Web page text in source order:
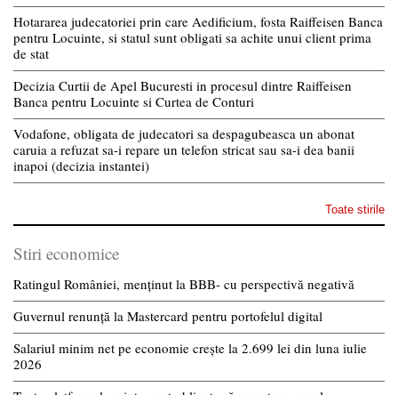
Hotararea judecatoriei prin care Aedificium, fosta Raiffeisen Banca
pentru Locuinte, si statul sunt obligati sa achite unui client prima
de stat
Decizia Curtii de Apel Bucuresti in procesul dintre Raiffeisen
Banca pentru Locuinte si Curtea de Conturi
Vodafone, obligata de judecatori sa despagubeasca un abonat
caruia a refuzat sa-i repare un telefon stricat sau sa-i dea banii
inapoi (decizia instantei)
Toate stirile
Stiri economice
Ratingul României, menținut la BBB- cu perspectivă negativă
Guvernul renunță la Mastercard pentru portofelul digital
Salariul minim net pe economie crește la 2.699 lei din luna iulie
2026